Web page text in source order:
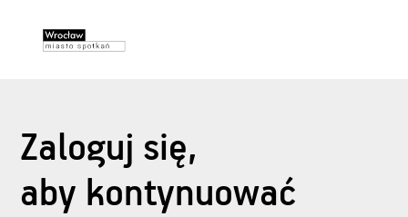
Zaloguj się,
aby kontynuować